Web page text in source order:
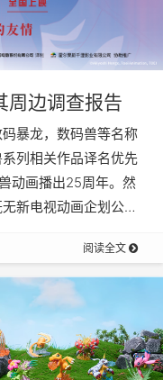
周边调查报告
暴龙，数码兽等名称
列相关作品译名优先
动画播出25周年。然
新电视动画企划公…
阅读全文